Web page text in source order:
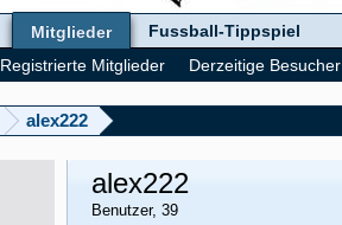
alex222
alex222
Benutzer, 39
Mitglieder
Registrierte Mitglieder Derzeitige Besucher
Fussball-Tippspiel